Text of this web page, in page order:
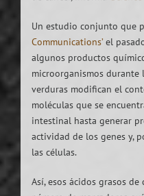
Un estudio conjunto que
Communications’el
algunos productos
microorganismos
verduras modifican el
moléculas que se
intestinal hasta generar
actividad de los genes y,
las células.
Así, esos ácidos grasos